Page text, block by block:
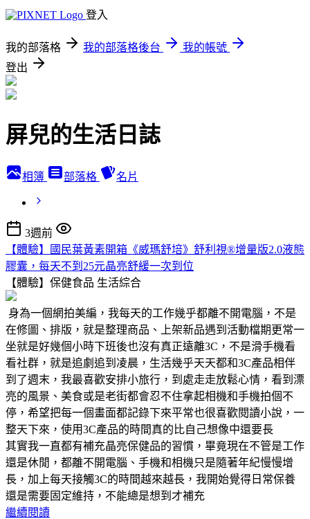
登入
我的部落格 我的部落格後台
我的帳號
登出
屏兒的生活日誌
相簿 部落格 名片
3週前
【體驗】國民葉黃素開箱《威瑪舒培》舒利視®增量版2.0液態
膠囊，每天不到25元晶亮舒緩一次到位
【體驗】保健食品 生活綜合
身為一個網拍美編，我每天的工作幾乎都離不開電腦，不是
在修圖、排版，就是整理商品、上架新品遇到活動檔期更常一
坐就是好幾個小時下班後也沒有真正遠離3C，不是滑手機看
看社群，就是追劇追到凌晨，生活幾乎天天都和3C產品相伴
到了週末，我最喜歡安排小旅行，到處走走放鬆心情，看到漂
亮的風景、美食或是老街都會忍不住拿起相機和手機拍個不
停，希望把每一個畫面都記錄下來平常也很喜歡閱讀小說，一
整天下來，使用3C產品的時間真的比自己想像中還要長
其實我一直都有補充晶亮保健品的習慣，畢竟現在不管是工作
還是休閒，都離不開電腦、手機和相機只是隨著年紀慢慢增
長，加上每天接觸3C的時間越來越長，我開始覺得日常保養
還是需要固定維持，不能總是想到才補充
繼續閱讀